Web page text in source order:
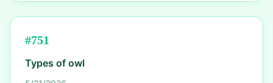
#751
Types of owl